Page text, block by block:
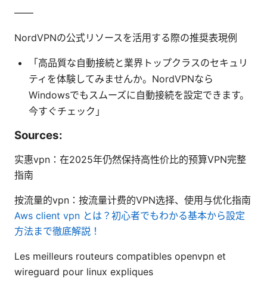
——
NordVPNの公式リソースを活用する際の推奨表現例
「高品質な自動接続と業界トップクラスのセキュリ
ティを体験してみませんか。NordVPNなら
Windowsでもスムーズに自動接続を設定できます。
今すぐチェック」
Sources:
实惠vpn：在2025年仍然保持高性价比的预算VPN完整
指南
按流量的vpn：按流量计费的VPN选择、使用与优化指南
Aws client vpn とは？初心者でもわかる基本から設定
方法まで徹底解説！
Les meilleurs routeurs compatibles openvpn et
wireguard pour linux expliques